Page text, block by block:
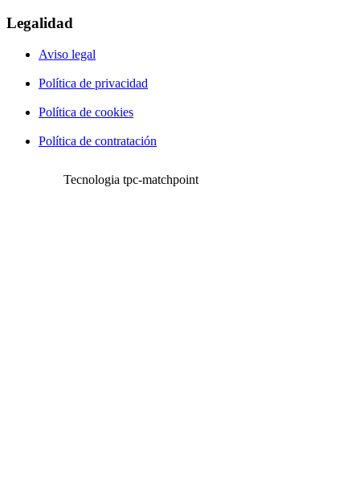
Legalidad
Aviso legal
Política de privacidad
Política de cookies
Política de contratación
Tecnologia tpc-matchpoint